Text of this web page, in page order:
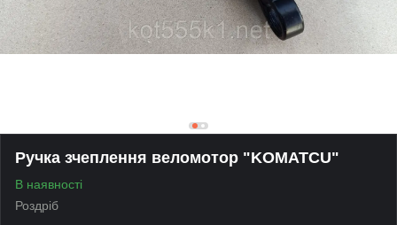
Ручка зчеплення веломотор "KOMATCU"
В наявності
Роздріб